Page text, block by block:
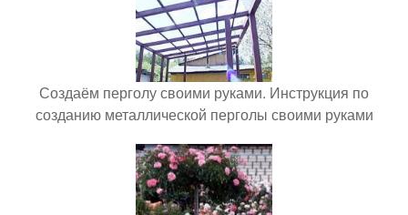
Создаём перголу своими руками. Инструкция по
созданию металлической перголы своими руками